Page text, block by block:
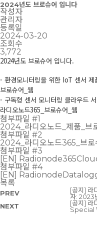
2024년도 브로슈어 입니다
작성자
관리자
등록일
2024-03-20
조회수
3,772
2024년도 브로슈어 입니다.
- 환경모니터링을 위한 IoT 센서 제
브로슈어_웹
- 구독형 센서 모니터링 클라우드
라디오노드365_브로슈어_웹
첨부파일 #1
2024_라디오노드_제품_브
첨부파일 #2
2024_라디오노드365_브
첨부파일 #3
[EN]
첨부파일 #4
[EN]
목록
PREV
[공지] 라
자: 2023
NEXT
[공지] 라
Special